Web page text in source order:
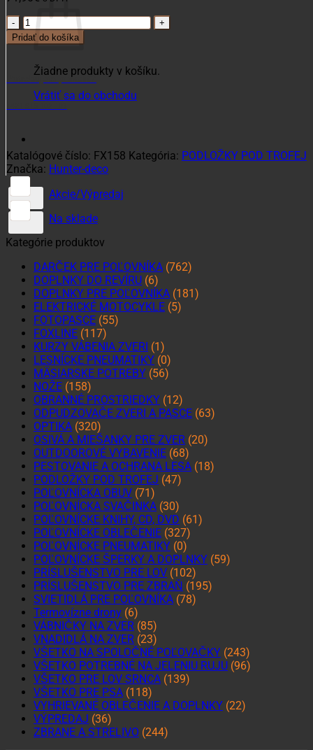
Žiadne produkty v košíku.
Vrátiť sa do obchodu
množstvo
Stojan
na
trofej
muflóna
Pridať do košíka
Potrebujete poradiť?
Katalógové číslo: FX158 Kategória: PODLOŽKY POD TROFEJ
Značka: Hunter-deco
Akcie/Výpredaj
Na sklade
Kategórie produktov
DARČEK PRE POĽOVNÍKA (762)
DOPLNKY DO REVÍRU (6)
DOPLNKY PRE POĽOVNÍKA (181)
ELEKTRICKÉ MOTOCYKLE (5)
FOTOPASCE (55)
FOXLINE (117)
KURZY VÁBENIA ZVERI (1)
LESNÍCKE PNEUMATIKY (0)
MÄSIARSKE POTREBY (56)
NOŽE (158)
OBRANNÉ PROSTRIEDKY (12)
ODPUDZOVAČE ZVERI A PASCE (63)
OPTIKA (320)
OSIVÁ A MIEŠANKY PRE ZVER (20)
OUTDOOROVÉ VYBAVENIE (68)
PESTOVANIE A OCHRANA LESA (18)
PODLOŽKY POD TROFEJ (47)
POĽOVNÍCKA OBUV (71)
POĽOVNÍCKA SVAČINKA (30)
POĽOVNÍCKE KNIHY, CD, DVD (61)
POĽOVNÍCKE OBLEČENIE (327)
POĽOVNÍCKE PNEUMATIKY (0)
POĽOVNÍCKE ŠPERKY A DOPLNKY (59)
PRÍSLUŠENSTVO PRE LOV (102)
PRÍSLUŠENSTVO PRE ZBRAŇ (195)
SVIETIDLÁ PRE POĽOVNÍKA (78)
Termovízne drony (6)
VÁBNIČKY NA ZVER (85)
VNADIDLÁ NA ZVER (23)
VŠETKO NA SPOLOČNÉ POĽOVAČKY (243)
VŠETKO POTREBNÉ NA JELENIU RUJU (96)
VŠETKO PRE LOV SRNCA (139)
VŠETKO PRE PSA (118)
VYHRIEVANÉ OBLEČENIE A DOPLNKY (22)
VÝPREDAJ (36)
ZBRANE A STRELIVO (244)